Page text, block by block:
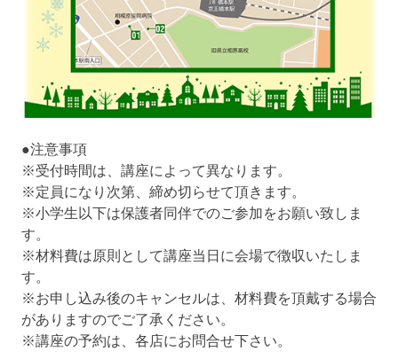
●注意事項
※受付時間は、講座によって異なります。
※定員になり次第、締め切らせて頂きます。
※小学生以下は保護者同伴でのご参加をお願い致しま
す。
※材料費は原則として講座当日に会場で徴収いたしま
す。
※お申し込み後のキャンセルは、材料費を頂戴する場合
がありますのでご了承ください。
※講座の予約は、各店にお問合せ下さい。